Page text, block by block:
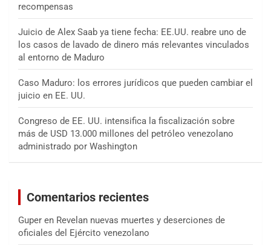
recompensas
Juicio de Alex Saab ya tiene fecha: EE.UU. reabre uno de
los casos de lavado de dinero más relevantes vinculados
al entorno de Maduro
Caso Maduro: los errores jurídicos que pueden cambiar el
juicio en EE. UU.
Congreso de EE. UU. intensifica la fiscalización sobre
más de USD 13.000 millones del petróleo venezolano
administrado por Washington
Comentarios recientes
Guper en Revelan nuevas muertes y deserciones de
oficiales del Ejército venezolano